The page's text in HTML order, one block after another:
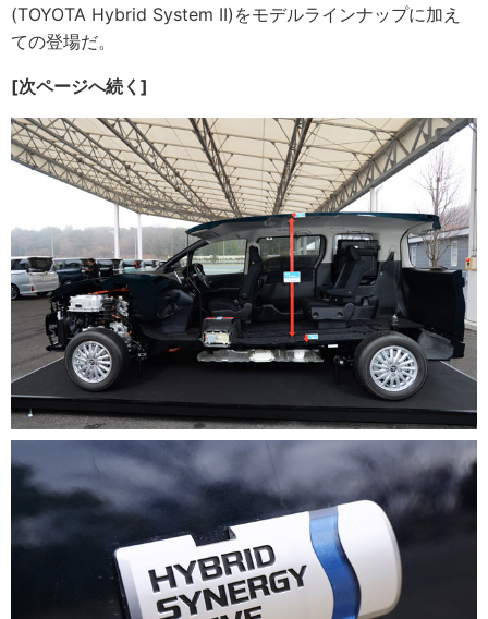
(TOYOTA Hybrid System II)をモデルラインナップに加え
ての登場だ。
[次ページへ続く]